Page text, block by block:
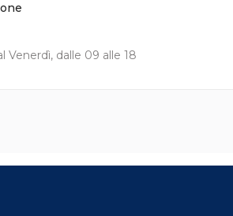
Venerdì, dalle 09 alle 18